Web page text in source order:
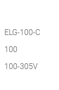
ELG-100-C
100
100-305V